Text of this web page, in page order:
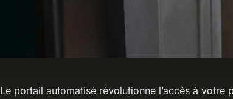
Le portail automatisé révolutionne l’accès à votre